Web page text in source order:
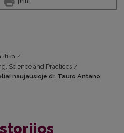
print
/
Science and Practices /
naujausioje dr. Tauro Antano